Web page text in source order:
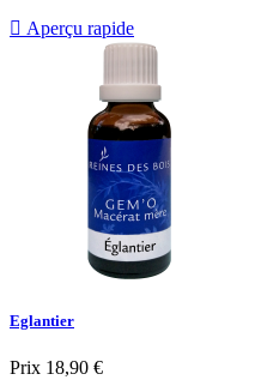
 Aperçu rapide
Eglantier
Prix 18,90 €